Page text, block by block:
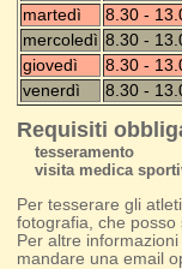
martedì
8.30 -
mercoledì 8.30 -
giovedì
8.30 -
venerdì
8.30 -
Requisiti
tesseramento
visita medica
Per tesserare gli
fotografia, che posso
Per altre
mandare una email